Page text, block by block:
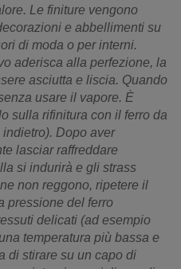
Le finiture vengono
e abbellimenti su
di moda o per interni.
aderisca alla perfezione, la
asciutta e liscia. Quando
usare il vapore. È
sulla rifinitura con il ferro da
Dopo aver
lasciar raffreddare
si indurirà e gli strass
non reggono, ripetere il
pressione del ferro
delicati (ad esempio
temperatura più bassa e
di stirare su un capo di